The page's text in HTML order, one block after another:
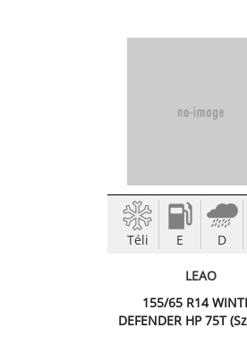
Téli E D
LEAO
155/65 R14
DEFENDER HP 75T